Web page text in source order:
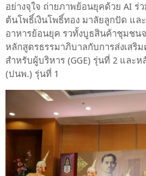
อย่างจุใจ ถ่ายภาพย้อนยุคด้วย AI ร่
ต้นโพธิ์เงินโพธิ์ทอง มาลัยลูกปัด แ
อาหารย้อนยุค รวทั้งบูธสินค้าชุมชน
หลักสูตรธรรมาภิบาลกับการส่งเสริ
สำหรับผู้บริหาร (GGE) รุ่นที่ 2 และ
(ปนพ.) รุ่นที่ 1